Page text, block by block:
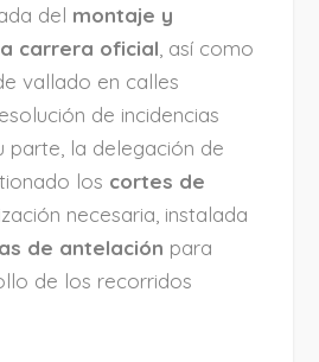
del montaje y
carrera oficial , así como
vallado en calles
de incidencias
parte, la delegación de
los cortes de
necesaria, instalada
de antelación para
de los recorridos